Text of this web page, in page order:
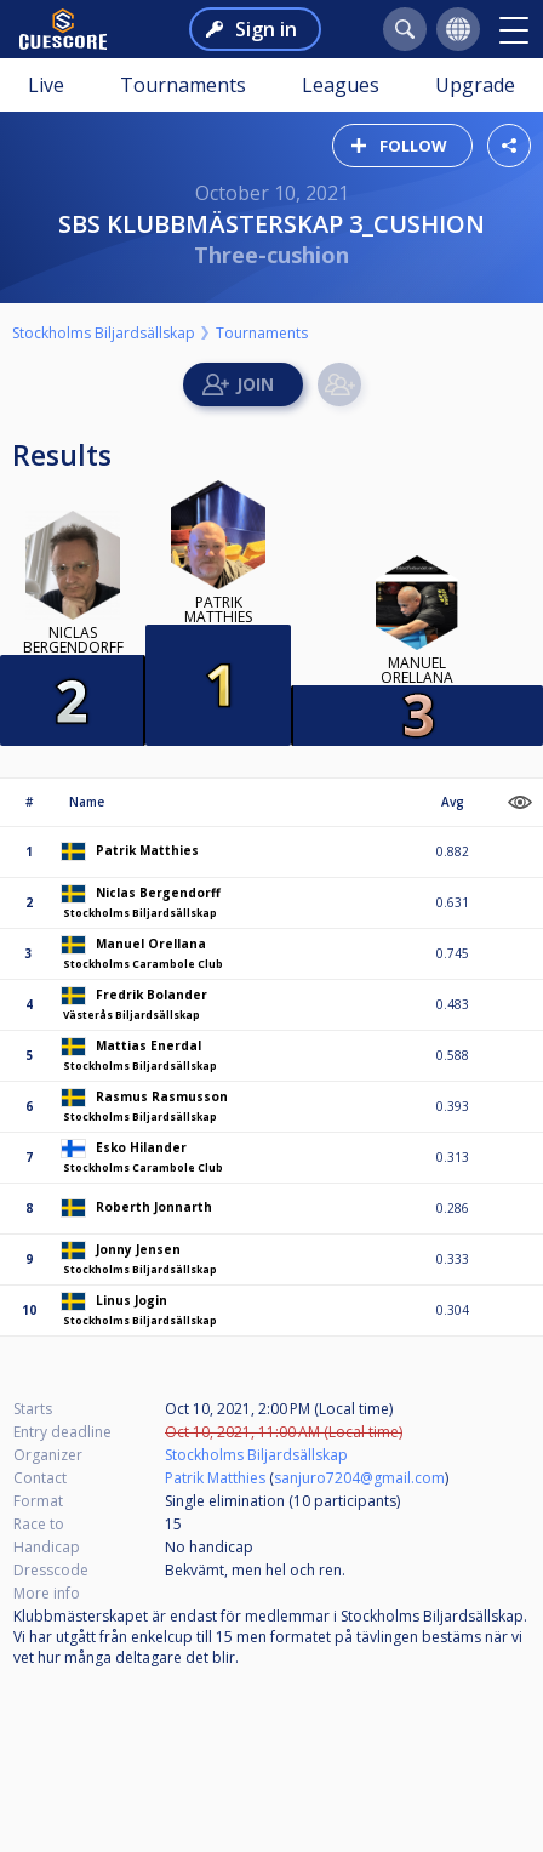
Sign in
Live Tournaments Leagues Upgrade
FOLLOW
October 10, 2021
SBS KLUBBMÄSTERSKAP 3_CUSHION
Three-cushion
Stockholms Biljardsällskap Tournaments
Results
NICLAS
BERGENDORFF
PATRIK
MATTHIES
MANUEL
ORELLANA
# Name Avg
1 Patrik Matthies 0.882
2
Niclas Bergendorff
Stockholms Biljardsällskap
0.631
3
Manuel Orellana
Stockholms Carambole Club
0.745
4
Fredrik Bolander
Västerås Biljardsällskap
0.483
5
Mattias Enerdal
Stockholms Biljardsällskap
0.588
6
Rasmus Rasmusson
Stockholms Biljardsällskap
0.393
7
Esko Hilander
Stockholms Carambole Club
0.313
8 Roberth Jonnarth 0.286
9
Jonny Jensen
Stockholms Biljardsällskap
0.333
10
Linus Jogin
Stockholms Biljardsällskap
0.304
Starts
Oct 10, 2021, 2:00 PM (Local time)
Entry deadline
Oct 10, 2021, 11:00 AM (Local time)
Organizer
Stockholms Biljardsällskap
Contact
Patrik Matthies (sanjuro7204@gmail.com)
Format
Single elimination (10 participants)
Race to
15
Handicap
No handicap
Dresscode
Bekvämt, men hel och ren.
More info
Klubbmästerskapet är endast för medlemmar i Stockholms Biljardsällskap.
Vi har utgått från enkelcup till 15 men formatet på tävlingen bestäms när vi
vet hur många deltagare det blir.